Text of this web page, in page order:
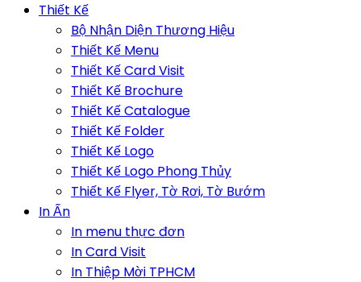
Thiết Kế
Bộ Nhận Diện Thương Hiệu
Thiết Kế Menu
Thiết Kế Card Visit
Thiết Kế Brochure
Thiết Kế Catalogue
Thiết Kế Folder
Thiết Kế Logo
Thiết Kế Logo Phong Thủy
Thiết Kế Flyer, Tờ Rơi, Tờ Bướm
In Ấn
In menu thực đơn
In Card Visit
In Thiệp Mời TPHCM